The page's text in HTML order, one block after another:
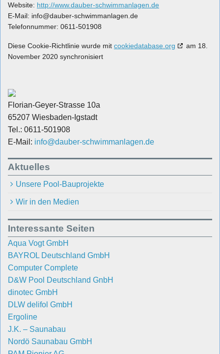
Website: http://www.dauber-schwimmanlagen.de
E-Mail: ed.negalnammiwhcs-rebuad@ofni
Telefonnummer: 0611-501908
Diese Cookie-Richtlinie wurde mit cookiedatabase.org
am 18.
November 2020 synchronisiert
Florian-Geyer-Strasse 10a
65207 Wiesbaden-Igstadt
Tel.: 0611-501908
E-Mail: info@dauber-schwimmanlagen.de
Aktuelles
Unsere Pool-Bauprojekte
Wir in den Medien
Interessante Seiten
Aqua Vogt GmbH
BAYROL Deutschland GmbH
Computer Complete
D&W Pool Deutschland GnbH
dinotec GmbH
DLW delifol GmbH
Ergoline
J.K. – Saunabau
Nordö Saunabau GmbH